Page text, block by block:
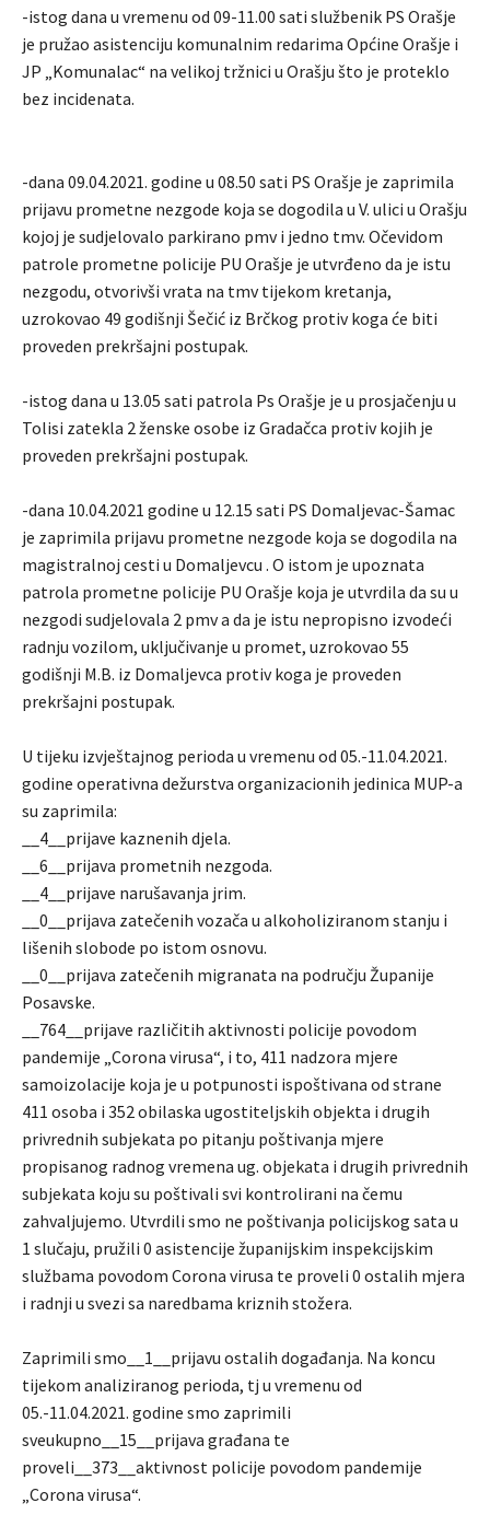
-istog dana u vremenu od 09-11.00 sati službenik PS Orašje
je pružao asistenciju komunalnim redarima Općine Orašje i
JP „Komunalac“ na velikoj tržnici u Orašju što je proteklo
bez incidenata.
-dana 09.04.2021. godine u 08.50 sati PS Orašje je zaprimila
prijavu prometne nezgode koja se dogodila u V. ulici u Orašju
kojoj je sudjelovalo parkirano pmv i jedno tmv. Očevidom
patrole prometne policije PU Orašje je utvrđeno da je istu
nezgodu, otvorivši vrata na tmv tijekom kretanja,
uzrokovao 49 godišnji Šečić iz Brčkog protiv koga će biti
proveden prekršajni postupak.
-istog dana u 13.05 sati patrola Ps Orašje je u prosjačenju u
Tolisi zatekla 2 ženske osobe iz Gradačca protiv kojih je
proveden prekršajni postupak.
-dana 10.04.2021 godine u 12.15 sati PS Domaljevac-Šamac
je zaprimila prijavu prometne nezgode koja se dogodila na
magistralnoj cesti u Domaljevcu . O istom je upoznata
patrola prometne policije PU Orašje koja je utvrdila da su u
nezgodi sudjelovala 2 pmv a da je istu nepropisno izvodeći
radnju vozilom, uključivanje u promet, uzrokovao 55
godišnji M.B. iz Domaljevca protiv koga je proveden
prekršajni postupak.
U tijeku izvještajnog perioda u vremenu od 05.-11.04.2021.
godine operativna dežurstva organizacionih jedinica MUP-a
su zaprimila:
__4__prijave kaznenih djela.
__6__prijava prometnih nezgoda.
__4__prijave narušavanja jrim.
__0__prijava zatečenih vozača u alkoholiziranom stanju i
lišenih slobode po istom osnovu.
__0__prijava zatečenih migranata na području Županije
Posavske.
__764__prijave različitih aktivnosti policije povodom
pandemije „Corona virusa“, i to, 411 nadzora mjere
samoizolacije koja je u potpunosti ispoštivana od strane
411 osoba i 352 obilaska ugostiteljskih objekta i drugih
privrednih subjekata po pitanju poštivanja mjere
propisanog radnog vremena ug. objekata i drugih privrednih
subjekata koju su poštivali svi kontrolirani na čemu
zahvaljujemo. Utvrdili smo ne poštivanja policijskog sata u
1 slučaju, pružili 0 asistencije županijskim inspekcijskim
službama povodom Corona virusa te proveli 0 ostalih mjera
i radnji u svezi sa naredbama kriznih stožera.
Zaprimili smo__1__prijavu ostalih događanja. Na koncu
tijekom analiziranog perioda, tj u vremenu od
05.-11.04.2021. godine smo zaprimili
sveukupno__15__prijava građana te
proveli__373__aktivnost policije povodom pandemije
„Corona virusa“.